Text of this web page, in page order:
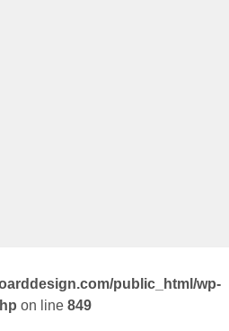
public_html/wp-
on line 849